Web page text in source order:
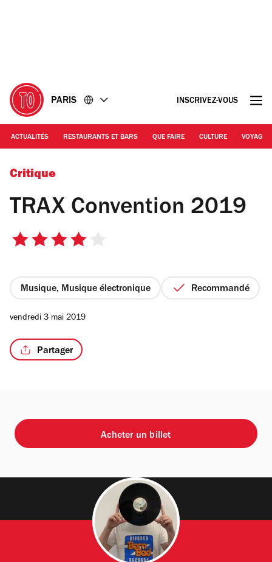
PARIS INSCRIVEZ-VOUS
ACTUALITÉS RESTAURANTS ET BARS QUE FAIRE CULTURE VOYAGE
DR
Critique
TRAX Convention 2019
4
étoiles
Musique, Musique électronique Recommandé
vendredi 3 mai 2019
Partager
Acheter un billet